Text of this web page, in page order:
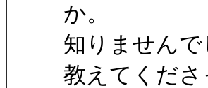
か。
知りませんで
教えてくだ